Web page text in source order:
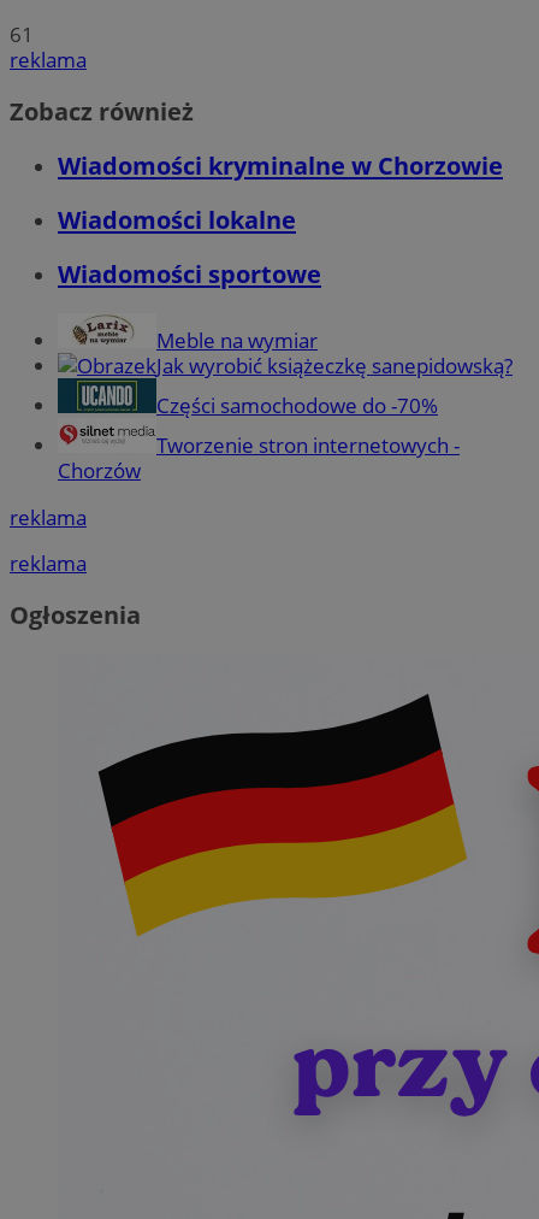
61
reklama
Zobacz również
Wiadomości kryminalne w Chorzowie
Wiadomości lokalne
Wiadomości sportowe
Meble na wymiar
Jak wyrobić książeczkę sanepidowską?
Części samochodowe do -70%
Tworzenie stron internetowych -
Chorzów
reklama
reklama
Ogłoszenia